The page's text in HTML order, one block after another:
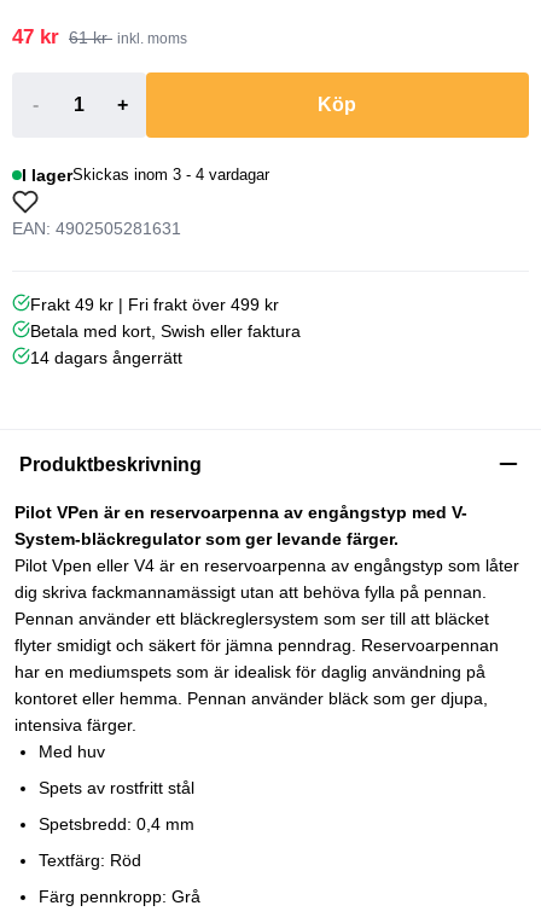
47 kr 61 kr inkl. moms
- + Köp
I lagerSkickas inom 3 - 4 vardagar
EAN: 4902505281631
Frakt 49 kr | Fri frakt över 499 kr
Betala med kort, Swish eller faktura
14 dagars ångerrätt
Produktbeskrivning
Pilot VPen är en reservoarpenna av engångstyp med V-
System-bläckregulator som ger levande färger.
Pilot Vpen eller V4 är en reservoarpenna av engångstyp som låter
dig skriva fackmannamässigt utan att behöva fylla på pennan.
Pennan använder ett bläckreglersystem som ser till att bläcket
flyter smidigt och säkert för jämna penndrag. Reservoarpennan
har en mediumspets som är idealisk för daglig användning på
kontoret eller hemma. Pennan använder bläck som ger djupa,
intensiva färger.
Med huv
Spets av rostfritt stål
Spetsbredd: 0,4 mm
Textfärg: Röd
Färg pennkropp: Grå